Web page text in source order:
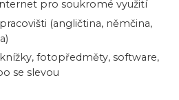
pro soukromé využití
(angličtina, němčina,
fotopředměty, software,
se slevou